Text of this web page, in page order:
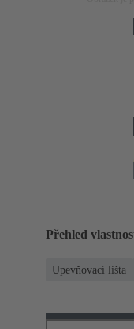
Přehled
Upevňovací lišta